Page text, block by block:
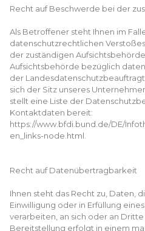
Recht auf Beschwerde bei der
Als Betroffener steht Ihnen im
datenschutzrechtlichen
der zuständigen
Aufsichtsbehörde bezüglich
der
sich der Sitz unseres
stellt eine Liste der
Kontaktdaten bereit:
https://www.bfdi.bund.de/DE/
en_links-node.html.
Recht auf Datenübertragbarkeit
Ihnen steht das Recht zu, Daten,
Einwilligung oder in Erfüllung
verarbeiten, an sich oder an
Bereitstellung erfolgt in einem